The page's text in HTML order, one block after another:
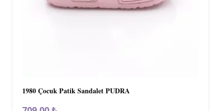
1980 Çocuk Patik Sandalet PUDRA